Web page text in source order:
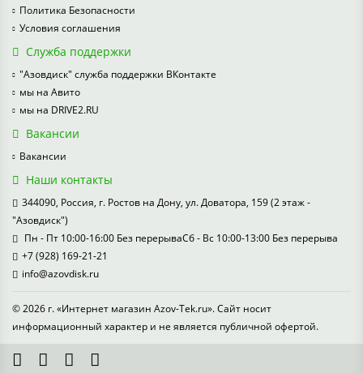
Политика Безопасности
Условия соглашения
Служба поддержки
"Азовдиск" служба поддержки ВКонтакте
мы на Авито
мы на DRIVE2.RU
Вакансии
Вакансии
Наши контакты
344090, Россия, г. Ростов на Дону, ул. Доватора, 159 (2 этаж -
"Азовдиск")
Пн - Пт 10:00-16:00 Без перерываСб - Вс 10:00-13:00 Без перерыва
+7 (928) 169-21-21
info@azovdisk.ru
© 2026 г. «Интернет магазин Azov-Tek.ru». Сайт носит
информационный характер и не является публичной офертой.